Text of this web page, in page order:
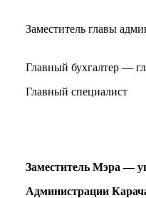
Заместитель главы
Главный бухгалтер —
Главный специалист
Заместитель Мэра —
Администрации